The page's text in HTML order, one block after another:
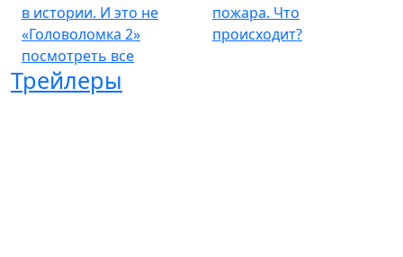
в истории. И это не
«Головоломка 2»
пожара. Что
происходит?
посмотреть все
Трейлеры